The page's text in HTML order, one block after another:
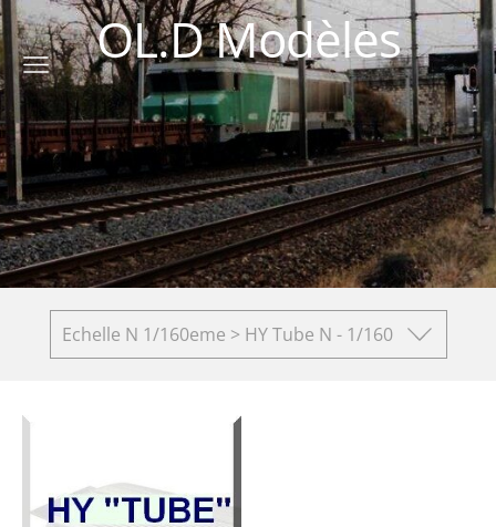
OL.D Modèles
Echelle N 1/160eme > HY Tube N - 1/160